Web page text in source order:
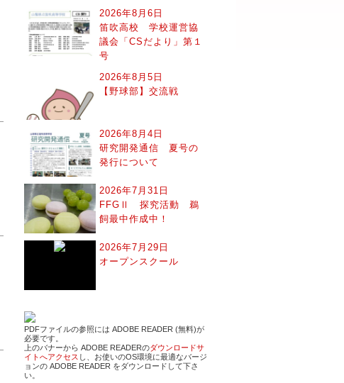
2026年8月6日
笛吹高校 学校運営協
議会「CSだより」第１
号
2026年8月5日
【野球部】交流戦
2026年8月4日
研究開発通信 夏号の
発行について
2026年7月31日
FFGⅡ 探究活動 鵜
飼最中作成中！
2026年7月29日
オープンスクール
PDFファイルの参照には ADOBE READER (無料)が
必要です。
上のバナーから ADOBE READERのダウンロードサ
イトへアクセス し、お使いのOS環境に最適なバージ
ョンの ADOBE READER をダウンロードして下さ
い。